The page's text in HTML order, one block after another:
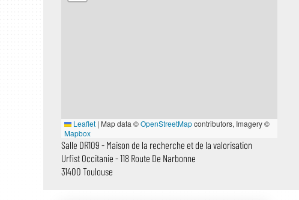
Leaflet | Map data ©OpenStreetMapcontributors, Imagery ©
Mapbox
Salle DR109 - Maison de la recherche et de la valorisation
Urfist Occitanie - 118 Route De Narbonne
31400 Toulouse